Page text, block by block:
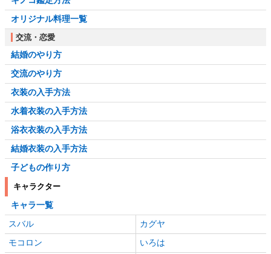
オリジナル料理一覧
交流・恋愛
結婚のやり方
交流のやり方
衣装の入手方法
水着衣装の入手方法
浴衣衣装の入手方法
結婚衣装の入手方法
子どもの作り方
キャラクター
キャラ一覧
スバル
カグヤ
モコロン
いろは